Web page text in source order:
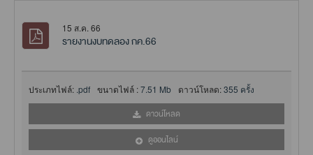
15 ส.ค. 66
รายงานงบทดลอง กค.66
ประเภทไฟล์: .pdf ขนาดไฟล์ :7.51 Mb ดาวน์โหลด:355 ครั้ง
ดาวน์โหลด
ดูออนไลน์